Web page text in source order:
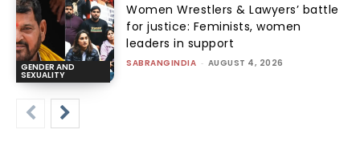
GENDER AND
SEXUALITY
Women Wrestlers & Lawyers’ battle
for justice: Feminists, women
leaders in support
SABRANGINDIA - AUGUST 4, 2026